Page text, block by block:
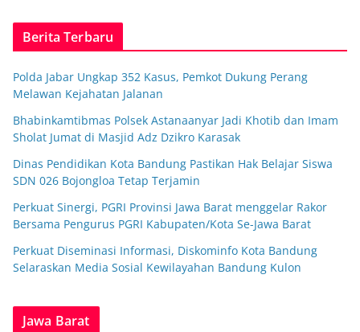
Berita Terbaru
Polda Jabar Ungkap 352 Kasus, Pemkot Dukung Perang
Melawan Kejahatan Jalanan
Bhabinkamtibmas Polsek Astanaanyar Jadi Khotib dan Imam
Sholat Jumat di Masjid Adz Dzikro Karasak
Dinas Pendidikan Kota Bandung Pastikan Hak Belajar Siswa
SDN 026 Bojongloa Tetap Terjamin
Perkuat Sinergi, PGRI Provinsi Jawa Barat menggelar Rakor
Bersama Pengurus PGRI Kabupaten/Kota Se-Jawa Barat
Perkuat Diseminasi Informasi, Diskominfo Kota Bandung
Selaraskan Media Sosial Kewilayahan Bandung Kulon
Jawa Barat